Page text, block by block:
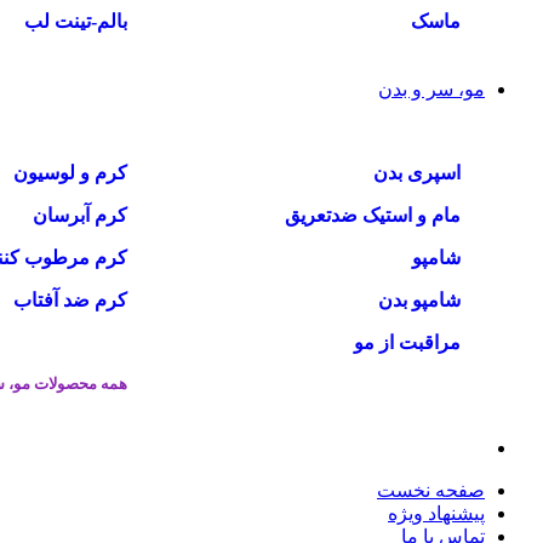
ماسک بالم-تینت لب
مو، سر و بدن
اسپری بدن
مام و استیک ضدتعریق
شامپو
شامپو بدن
مراقبت از مو
کرم و لوسیون
کرم آبرسان
کرم مرطوب
کرم ضد آفتاب
همه محصولات مو،
صفحه نخست
پیشنهاد ویژه
تماس با ما